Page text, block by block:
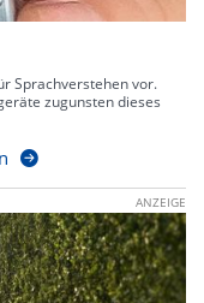
Sprachverstehen vor.
zugunsten dieses
ANZEIGE